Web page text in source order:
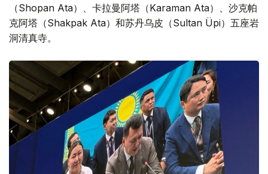
（Shopan Ata）、卡拉曼阿塔（Karaman Ata）、沙克帕
克阿塔（Shakpak Ata）和苏丹乌皮（Sultan Üpi）五座岩
洞清真寺。